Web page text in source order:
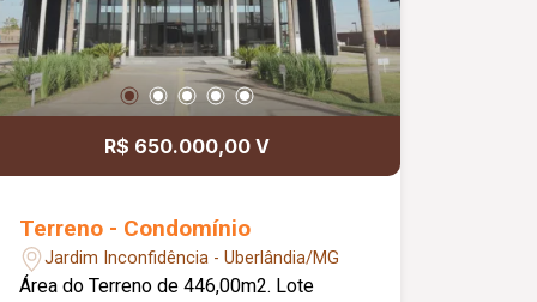
R$ 650.000,00 V
Terreno - Condomínio
Jardim Inconfidência - Uberlândia/MG
Área do Terreno de 446,00m2. Lote